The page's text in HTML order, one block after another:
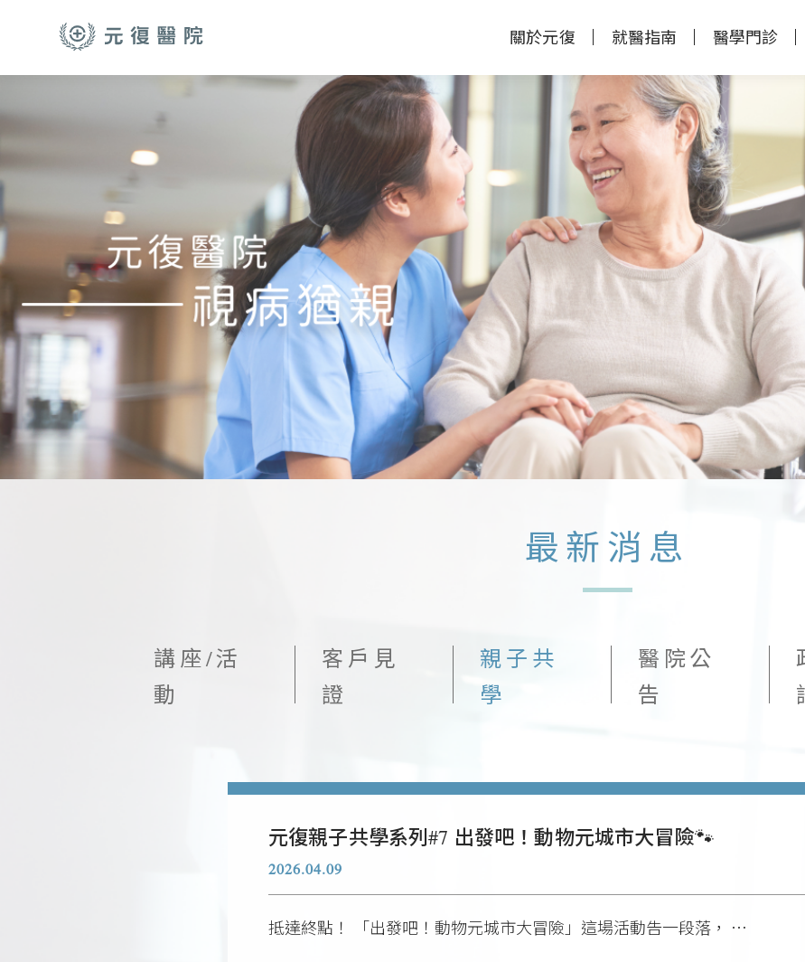
關於元復 就醫指南 醫學門診
最新消息
講座/活
動
客戶見
證
親子共
學
醫院公
告
元復親子共學系列#7 出發吧！動物元城市大冒險🐾
2026.04.09
抵達終點！ 「出發吧！動物元城市大冒險」這場活動告一段落， …